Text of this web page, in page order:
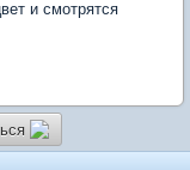
и смотрятся